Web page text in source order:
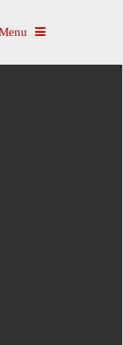
Toggle navigation